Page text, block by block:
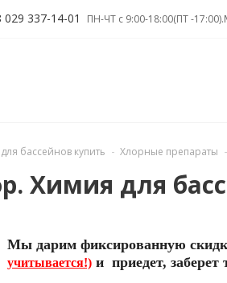
029 337-14-01 ПН-ЧТ с 9:00-18:00(ПТ -
бассейнов купить Хлорные препараты
Химия для
Мы дарим фиксированную
учитывается!)и приедет, заберет